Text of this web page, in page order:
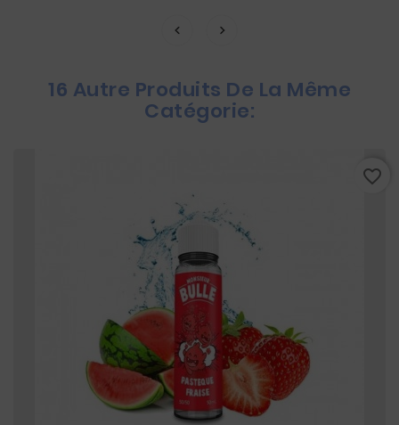
16 Autre Produits De La Même
Catégorie:
favorite_border